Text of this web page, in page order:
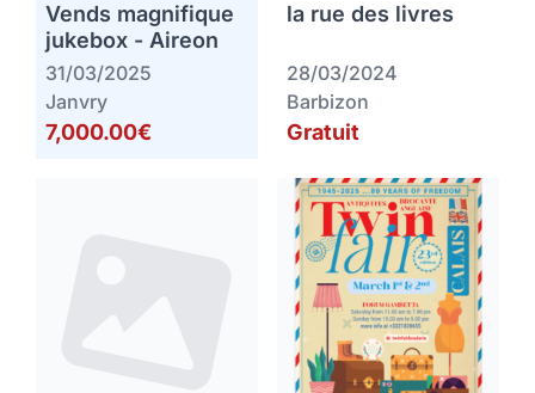
Vends magnifique
jukebox - Aireon
31/03/2025
Janvry
7,000.00€
la rue des livres
28/03/2024
Barbizon
Gratuit